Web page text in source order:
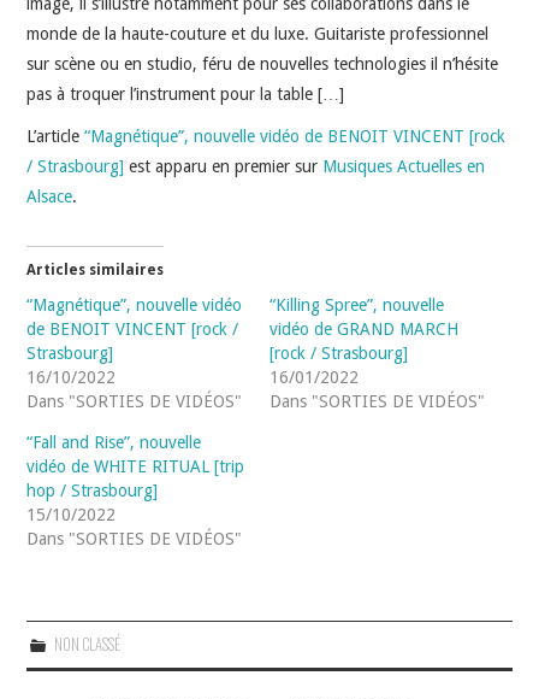
monde de la haute-couture et du luxe. Guitariste professionnel
sur scène ou en studio, féru de nouvelles technologies il n’hésite
pas à troquer l’instrument pour la table […]
L’article“Magnétique”, nouvelle vidéo de BENOIT VINCENT [rock
/ Strasbourg] est apparu en premier sur Musiques Actuelles en
Alsace.
Articles similaires
“Magnétique”, nouvelle vidéo
de BENOIT VINCENT [rock /
Strasbourg]
16/10/2022
Dans "SORTIES DE VIDÉOS"
“Killing Spree”, nouvelle
vidéo de GRAND MARCH
[rock / Strasbourg]
16/01/2022
Dans "SORTIES DE VIDÉOS"
“Fall and Rise”, nouvelle
vidéo de WHITE RITUAL [trip
hop / Strasbourg]
15/10/2022
Dans "SORTIES DE VIDÉOS"
NON CLASSÉ